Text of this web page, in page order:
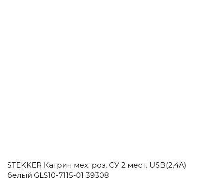
STEKKER Катрин мех. роз. СУ 2 мест. USB(2,4А)
белый GLS10-7115-01 39308